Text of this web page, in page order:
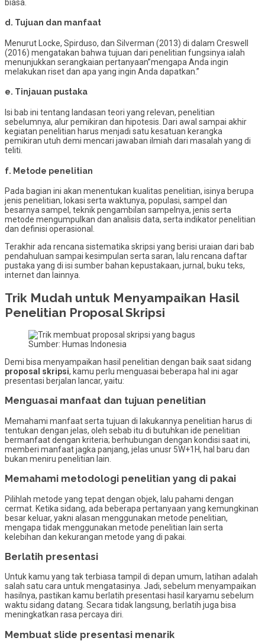
biasa.
d. Tujuan dan manfaat
Menurut Locke, Spirduso, dan Silverman (2013) di dalam Creswell
(2016) mengatakan bahwa tujuan dari penelitian fungsinya ialah
menunjukkan serangkaian pertanyaan”mengapa Anda ingin
melakukan riset dan apa yang ingin Anda dapatkan.”
e. Tinjauan pustaka
Isi bab ini tentang landasan teori yang relevan, penelitian
sebelumnya, alur pemikiran dan hipotesis. Dari awal sampai akhir
kegiatan penelitian harus menjadi satu kesatuan kerangka
pemikiran utuh demi mencari jawaban ilmiah dari masalah yang di
teliti.
f. Metode penelitian
Pada bagian ini akan menentukan kualitas penelitian, isinya berupa
jenis penelitian, lokasi serta waktunya, populasi, sampel dan
besarnya sampel, teknik pengambilan sampelnya, jenis serta
metode mengumpulkan dan analisis data, serta indikator penelitian
dan definisi operasional.
Terakhir ada rencana sistematika skripsi yang berisi uraian dari bab
pendahuluan sampai kesimpulan serta saran, lalu rencana daftar
pustaka yang di isi sumber bahan kepustakaan, jurnal, buku teks,
internet dan lainnya.
Trik Mudah untuk Menyampaikan Hasil
Penelitian Proposal Skripsi
Sumber: Humas Indonesia
Demi bisa menyampaikan hasil penelitian dengan baik saat sidang
proposal skripsi, kamu perlu menguasai beberapa hal ini agar
presentasi berjalan lancar, yaitu:
Menguasai manfaat dan tujuan penelitian
Memahami manfaat serta tujuan di lakukannya penelitian harus di
tentukan dengan jelas, oleh sebab itu di butuhkan ide penelitian
bermanfaat dengan kriteria; berhubungan dengan kondisi saat ini,
memberi manfaat jagka panjang, jelas unusr 5W+1H, hal baru dan
bukan meniru penelitian lain.
Memahami metodologi penelitian yang di pakai
Pilihlah metode yang tepat dengan objek, lalu pahami dengan
cermat. Ketika sidang, ada beberapa pertanyaan yang kemungkinan
besar keluar, yakni alasan menggunakan metode penelitian,
mengapa tidak menggunakan metode penelitian lain serta
kelebihan dan kekurangan metode yang di pakai.
Berlatih presentasi
Untuk kamu yang tak terbiasa tampil di depan umum, latihan adalah
salah satu cara untuk mengatasinya. Jadi, sebelum menyampaikan
hasilnya, pastikan kamu berlatih presentasi hasil karyamu sebelum
waktu sidang datang. Secara tidak langsung, berlatih juga bisa
meningkatkan rasa percaya diri.
Membuat slide presentasi menarik